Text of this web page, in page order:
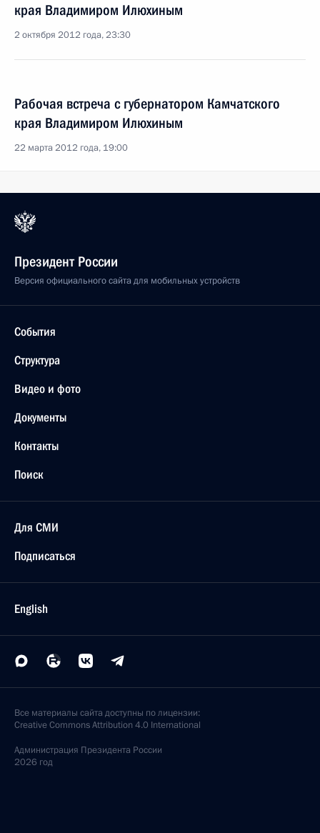
края Владимиром Илюхиным
2 октября 2012 года, 23:30
Рабочая встреча с губернатором Камчатского
края Владимиром Илюхиным
22 марта 2012 года, 19:00
Президент России
Версия официального сайта для мобильных устройств
События
Структура
Видео и фото
Документы
Контакты
Поиск
Для СМИ
Подписаться
English
Все материалы сайта доступны по лицензии:
Creative Commons Attribution 4.0 International
Администрация Президента России
2026 год